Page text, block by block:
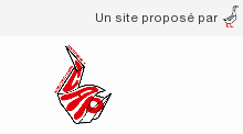
Un site proposé par